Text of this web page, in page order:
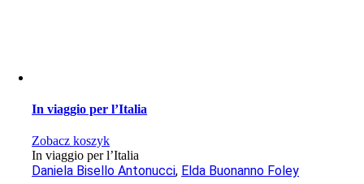
In viaggio per l’Italia
Zobacz koszyk
In viaggio per l’Italia
Daniela Bisello Antonucci, Elda Buonanno Foley